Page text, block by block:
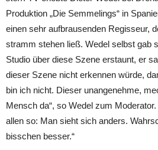
Produktion „Die Semmelings“ in
einen sehr aufbrausenden Regisseur,
stramm stehen ließ. Wedel selbst gab
Studio über diese Szene erstaunt, er
dieser Szene nicht erkennen würde,
bin ich nicht. Dieser unangenehme,
Mensch da“, so Wedel zum
allen so: Man sieht sich anders.
bisschen besser.“